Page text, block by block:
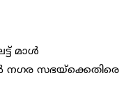
മാള്‍
നഗര സഭയ്ക്കെതിരെ